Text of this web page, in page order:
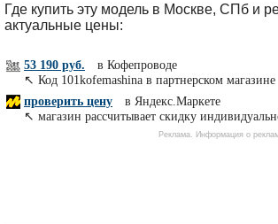
Где купить эту модель в Москве, СПб и
актуальные цены: